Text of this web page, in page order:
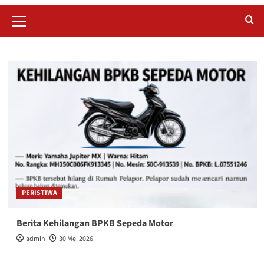
Menu
PERISTIWA
Berita Kehilangan BPKB Sepeda Motor
admin 30 Mei 2026